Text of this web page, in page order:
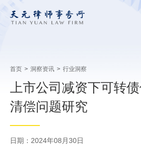
首页 > 洞察资讯 > 行业洞察
上市公司减资下可转
清偿问题研究
日期：2024年08月30日